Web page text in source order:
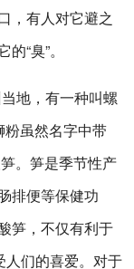
，有人对它避之
“臭”。
地，有一种叫螺
粉虽然名字中带
。笋是季节性产
排便等保健功
笋，不仅有利于
人们的喜爱。对于